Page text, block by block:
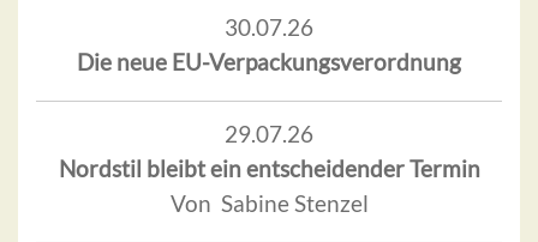
30.07.26
Die neue EU-Verpackungsverordnung
29.07.26
Nordstil bleibt ein entscheidender Termin
Von Sabine Stenzel